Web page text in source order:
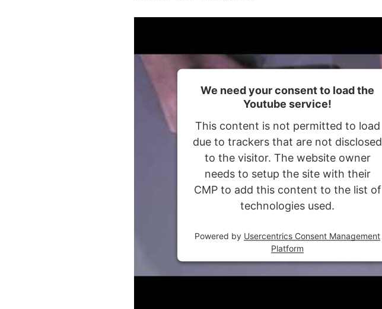
We need your consent to load the
Youtube service!
This content is not permitted to load
due to trackers that are not disclosed
to the visitor. The website owner
needs to setup the site with their
CMP to add this content to the list of
technologies used.
Powered by Usercentrics Consent Management
Platform